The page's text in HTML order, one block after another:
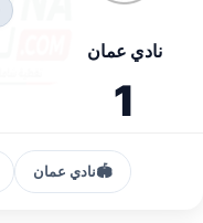
نادي عمان
1
🏟️نادي عمان